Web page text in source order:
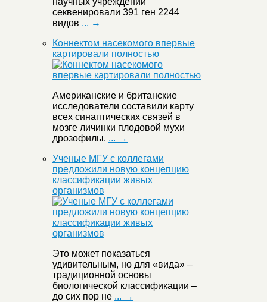
секвенировали 391 ген 2244
видов ... →
Коннектом насекомого впервые
картировали полностью
Американские и британские
исследователи составили карту
всех синаптических связей в
мозге личинки плодовой мухи
дрозофилы. ... →
Ученые МГУ с коллегами
предложили новую концепцию
классификации живых
организмов
Это может показаться
удивительным, но для «вида» –
традиционной основы
биологической классификации –
до сих пор не ... →